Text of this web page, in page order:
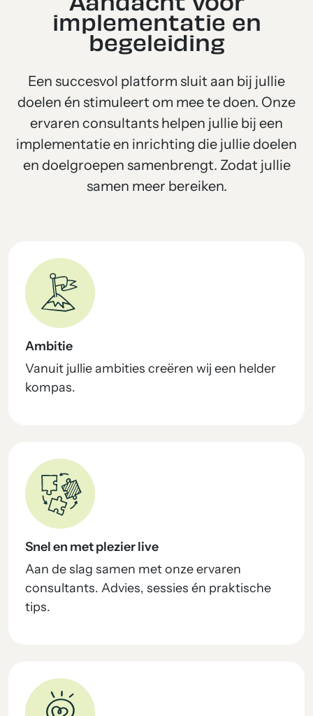
implementatie en
begeleiding
Een succesvol platform sluit aan bij jullie
doelen én stimuleert om mee te doen. Onze
ervaren consultants helpen jullie bij een
implementatie en inrichting die jullie doelen
en doelgroepen samenbrengt. Zodat jullie
samen meer bereiken.
Ambitie
Vanuit jullie ambities creëren wij een helder
kompas.
Snel en met plezier live
Aan de slag samen met onze ervaren
consultants. Advies, sessies én praktische
tips.